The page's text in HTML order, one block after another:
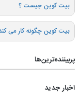
بیت کوین چیست ؟
بیت کوین چگونه کار می کند
پربیننده‌ترین‌ها
اخبار جدید